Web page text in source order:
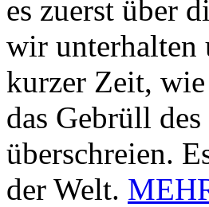
es zuerst über
wir unterhalten
kurzer Zeit,
das Gebrüll
überschreien.
der Welt.